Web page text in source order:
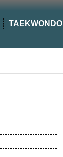
TAEKWONDO